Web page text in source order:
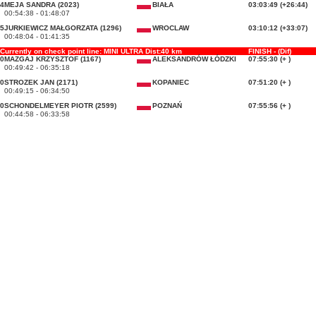
4MEJA SANDRA (2023) BIAŁA
03:03:49 (+26:44)
00:54:38 - 01:48:07
5JURKIEWICZ MAŁGORZATA (1296) WROCLAW
03:10:12 (+33:07)
00:48:04 - 01:41:35
Currently on check point line: MINI ULTRA Dist:40 km
FINISH - (Dif)
0MAZGAJ KRZYSZTOF (1167) ALEKSANDRÓW ŁÓDZKI
07:55:30 (+ )
00:49:42 - 06:35:18
0STROZEK JAN (2171) KOPANIEC
07:51:20 (+ )
00:49:15 - 06:34:50
0SCHONDELMEYER PIOTR (2599) POZNAŃ
07:55:56 (+ )
00:44:58 - 06:33:58